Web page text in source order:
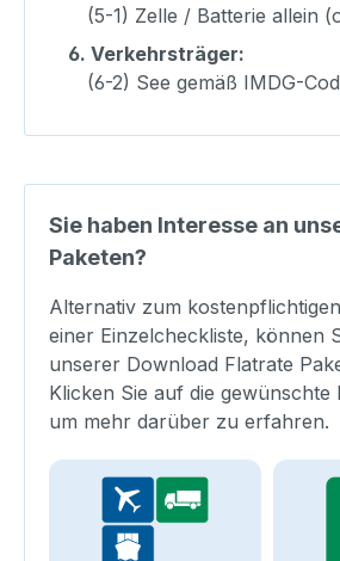
(5-1) Zelle / Batterie allein
6. Verkehrsträger:
(6-2) See gemäß IMDG-
Sie haben Interesse an
Paketen?
Alternativ zum
einer Einzelcheckliste, können
unserer Download Flatrate
Klicken Sie auf die gewünschte
um mehr darüber zu erfahren.